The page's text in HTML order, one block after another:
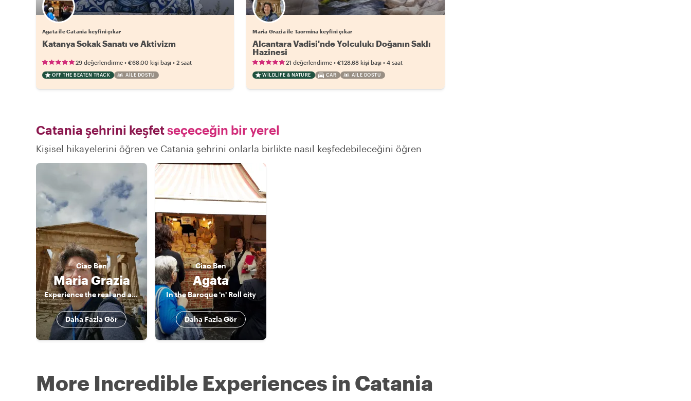
Agata ile Catania keyfini çıkar
Katanya Sokak Sanatı ve Aktivizm
29 değerlendirme • €68.00 kişi başı • 2 saat
OFF THE BEATEN TRACK AILE DOSTU
Maria Grazia ile Taormina keyfini çıkar
Alcantara Vadisi'nde Yolculuk: Doğanın Saklı
Hazinesi
21 değerlendirme •€128.68 kişi başı •4 saat
WILDLIFE & NATURE CAR AILE DOSTU
Catania şehrini keşfetseçeceğin bir yerel
Kişisel hikayelerini öğren ve Catania şehrini onlarla birlikte nasıl keşfedebileceğini öğren
Ciao Ben
Maria Grazia
Experience the real and authentic Sicily
Daha Fazla Gör
CiaoBen
Agata
In the Baroque 'n' Roll city
Daha Fazla Gör
More Incredible Experiences in Catania